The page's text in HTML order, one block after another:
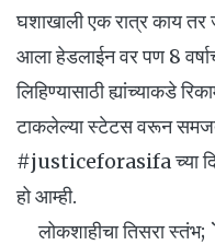
घशाखाली एक रात्र काय
आला हेडलाईन वर पण 8
लिहिण्यासाठी ह्यांच्याकडे
टाकलेल्या स्टेटस वरून
#justiceforasifa च्या
हो आम्ही.
लोकशाहीचा तिसरा स्तंभ;